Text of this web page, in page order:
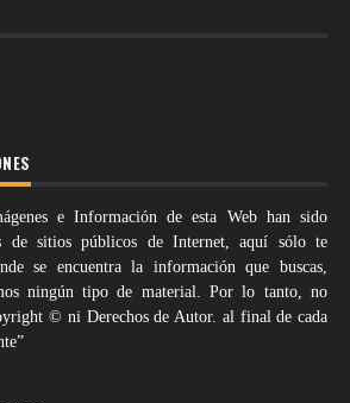
e Información de esta Web han sido
de sitios públicos de Internet, aquí sólo te
se encuentra la información que buscas,
ningún tipo de material. Por lo tanto, no
© ni Derechos de Autor. al final de cada